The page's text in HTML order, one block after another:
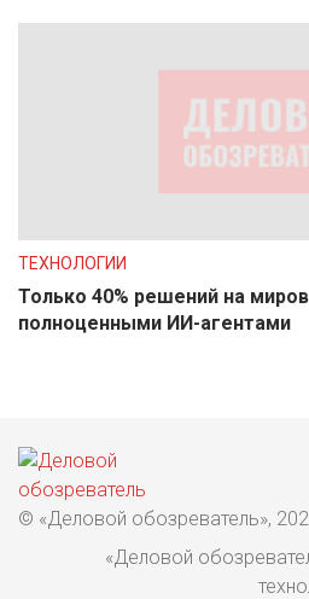
ТЕХНОЛОГИИ
Только 40% решений на
полноценными ИИ-агентами
© «Деловой обозреватель»,
«Деловой